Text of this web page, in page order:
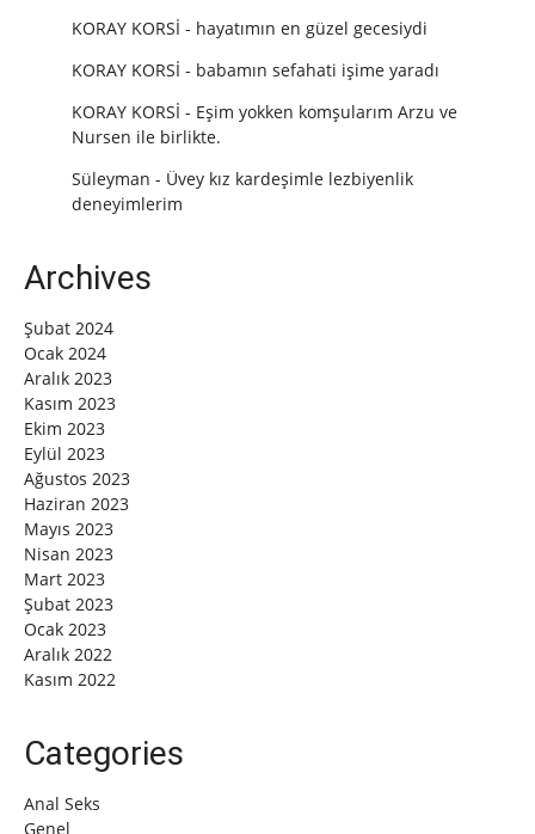
KORAY KORSİ - hayatımın en güzel gecesiydi
KORAY KORSİ - babamın sefahati işime yaradı
KORAY KORSİ - Eşim yokken komşularım Arzu ve
Nursen ile birlikte.
Süleyman - Üvey kız kardeşimle lezbiyenlik
deneyimlerim
Archives
Şubat 2024
Ocak 2024
Aralık 2023
Kasım 2023
Ekim 2023
Eylül 2023
Ağustos 2023
Haziran 2023
Mayıs 2023
Nisan 2023
Mart 2023
Şubat 2023
Ocak 2023
Aralık 2022
Kasım 2022
Categories
Anal Seks
Genel